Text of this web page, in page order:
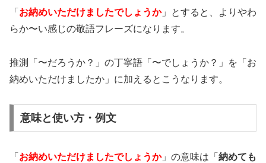
「 お納めいただけましたでしょうか」とすると、よりやわ
らか〜い感じの敬語フレーズになります。
推測「〜だろうか？」の丁寧語「〜でしょうか？」を「お
納めいただけましたか」に加えるとこうなります。
意味と使い方・例文
「 お納めいただけましたでしょうか」の意味は「 納めても